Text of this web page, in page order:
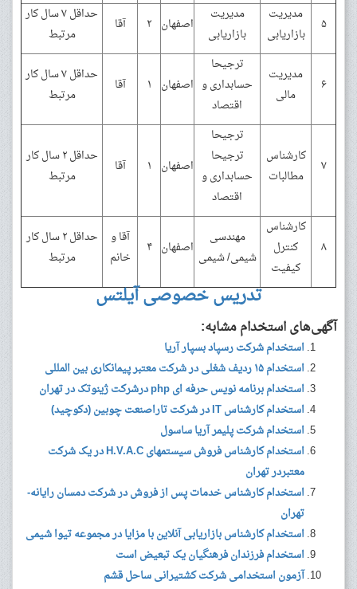
۵
مدیریت
بازاریابی
مدیریت
بازاریابی
اصفهان ۲ آقا
حداقل ۷ سال کار
مرتبط
۶
مدیریت
مالی
ترجیحا
حسابداری و
اقتصاد
اصفهان ۱ آقا
حداقل ۷ سال کار
مرتبط
۷
کارشناس
مطالبات
ترجیحا
ترجیحا
حسابداری و
اقتصاد
اصفهان ۱ آقا
حداقل ۲ سال کار
مرتبط
۸
کارشناس
کنترل
کیفیت
مهندسی
شیمی/ شیمی
اصفهان ۴
آقا و
خانم
حداقل ۲ سال کار
مرتبط
تدریس خصوصی آیلتس
آگهی‌های استخدام مشابه:
استخدام شرکت رسپاد بسپار آریا
استخدام ۱۵ ردیف شغلی در شرکت معتبر پیمانکاری بین المللی
استخدام برنامه نویس حرفه ای php درشرکت ژینوتک در تهران
استخدام کارشناس IT در شرکت تاراصنعت چوبین (دکوچید)
استخدام شرکت پلیمر آریا ساسول
استخدام کارشناس فروش سیستمهای H.V.A.C در یک شرکت
معتبردر تهران
استخدام کارشناس خدمات پس از فروش در شرکت دمسان رایانه-
تهران
استخدام کارشناس بازاریابی آنلاین با مزایا در مجموعه تیوا شیمی
استخدام فرزندان فرهنگیان یک تبعیض است
آزمون استخدامی شرکت کشتیرانی ساحل قشم